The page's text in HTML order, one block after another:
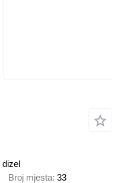
dizel
Broj mjesta 33